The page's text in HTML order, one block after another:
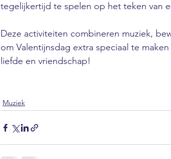
tegelijkertijd te spelen op het teken van
Deze activiteiten combineren muziek,
om Valentijnsdag extra speciaal te
liefde en vriendschap!
Muziek